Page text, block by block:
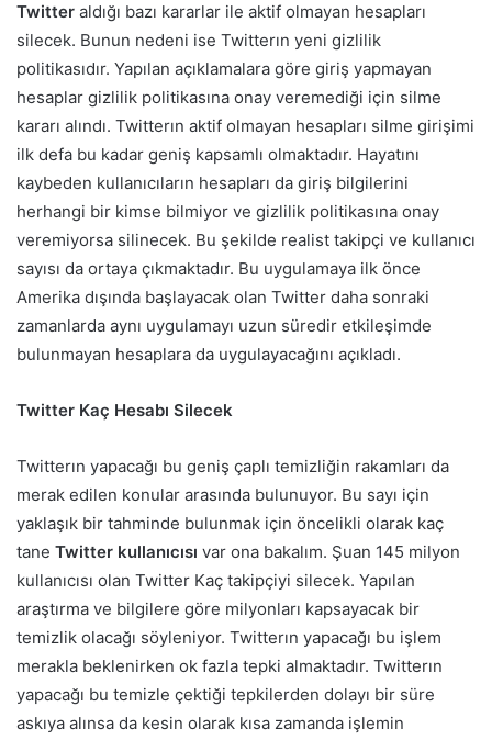
Twitter aldığı bazı kararlar ile aktif olmayan hesapları
silecek. Bunun nedeni ise Twitterın yeni gizlilik
politikasıdır. Yapılan açıklamalara göre giriş yapmayan
hesaplar gizlilik politikasına onay veremediği için silme
kararı alındı. Twitterın aktif olmayan hesapları silme girişimi
ilk defa bu kadar geniş kapsamlı olmaktadır. Hayatını
kaybeden kullanıcıların hesapları da giriş bilgilerini
herhangi bir kimse bilmiyor ve gizlilik politikasına onay
veremiyorsa silinecek. Bu şekilde realist takipçi ve kullanıcı
sayısı da ortaya çıkmaktadır. Bu uygulamaya ilk önce
Amerika dışında başlayacak olan Twitter daha sonraki
zamanlarda aynı uygulamayı uzun süredir etkileşimde
bulunmayan hesaplara da uygulayacağını açıkladı.
Twitter Kaç Hesabı Silecek
Twitterın yapacağı bu geniş çaplı temizliğin rakamları da
merak edilen konular arasında bulunuyor. Bu sayı için
yaklaşık bir tahminde bulunmak için öncelikli olarak kaç
tane Twitter kullanıcısı var ona bakalım. Şuan 145 milyon
kullanıcısı olan Twitter Kaç takipçiyi silecek. Yapılan
araştırma ve bilgilere göre milyonları kapsayacak bir
temizlik olacağı söyleniyor. Twitterın yapacağı bu işlem
merakla beklenirken ok fazla tepki almaktadır. Twitterın
yapacağı bu temizle çektiği tepkilerden dolayı bir süre
askıya alınsa da kesin olarak kısa zamanda işlemin